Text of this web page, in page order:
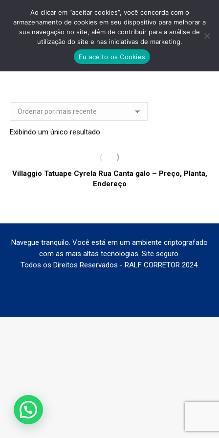
VILLAGGIO TATUAPE CYRELA
Você está aqui:
Exibindo um único resultado
Villaggio Tatuape Cyrela Rua Canta galo – Preço, Planta,
Endereço
Navegue tranquilo. Você está em um ambiente criptografado
com as mais altas tecnologias. Site seguro.
Todos os Direitos Reservados - RALF CORRETOR 2024.
Ao clicar em “aceitar cookies”, você concorda com o
armazenamento de cookies em seu dispositivo para melhorar a
sua navegação no site, além de contribuir para a análise de
utilização do site e nas iniciativas de marketing.
Eu aceito os Cookies